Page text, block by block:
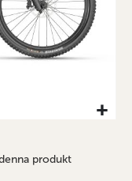
produkt